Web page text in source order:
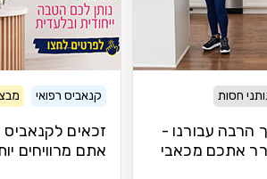
חסות
הרבה עבורנו -
אתכם מכאבי
קנאביס רפואי
זכאים לקנאביס
אתם מרוויחים